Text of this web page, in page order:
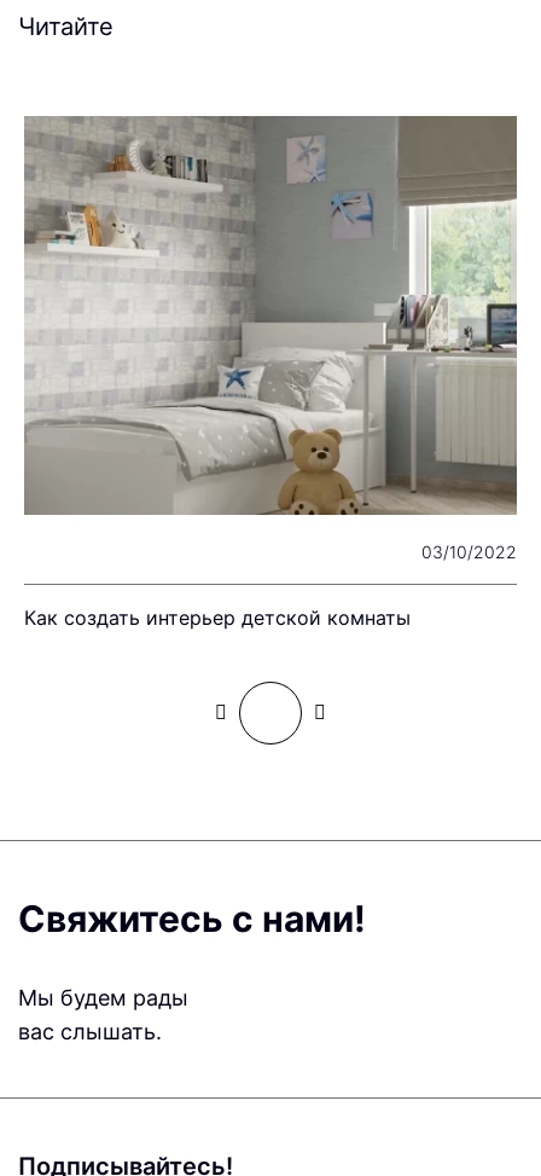
Читайте
03/10/2022
Как создать интерьер детской комнаты
Свяжитесь с нами!
Мы будем рады
вас слышать.
Подписывайтесь!